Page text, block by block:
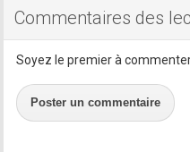
Commentaires des
Soyez le premier à
Poster un commentaire